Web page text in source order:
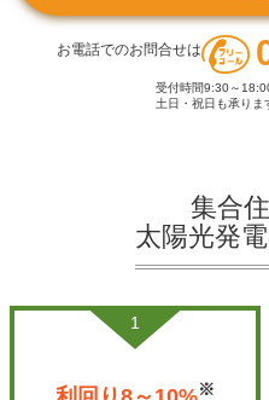
お電話でのお問合せは
受付時間9:30～
土日・祝日も承り
集合
太陽光発
1
※